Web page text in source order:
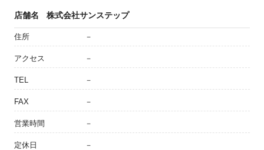
店舗名 株式会社サンステップ
住所 －
アクセス －
TEL －
FAX －
営業時間 －
定休日 －